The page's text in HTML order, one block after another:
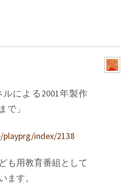
による2001年製作
で」
index/2138
も用教育番組として
ます。